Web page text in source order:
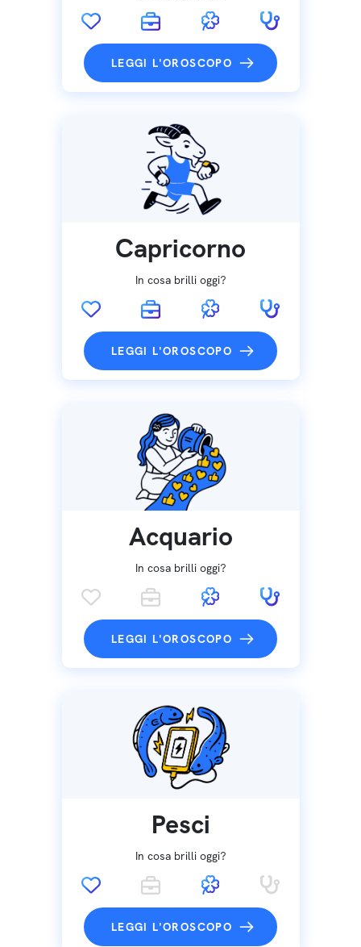
LEGGI L'OROSCOPO
Capricorno
In cosa brilli oggi?
LEGGI L'OROSCOPO
Acquario
In cosa brilli oggi?
LEGGI L'OROSCOPO
Pesci
In cosa brilli oggi?
LEGGI L'OROSCOPO